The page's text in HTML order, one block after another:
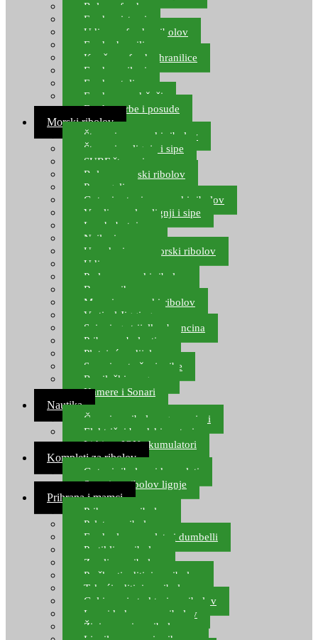
Role za feeder
Feeder sistemi
Udice za feeder ribolov
Feeder hranilice
Kopče za feeder hranilice
Feeder najloni
Feeder stolice
Feeder arm držači
Feeder torbe i posude
Morski ribolov
Štapovi za morski ribolov
Štapovi za lignje i sipe
SURF štapovi
Role za morski ribolov
Parangali
Gotovi setovi za morski ribolov
Varalice za lov lignji i sipe
Lov hobotnice
Najloni za more
Upredenice za morski ribolov
Udice za more
Perle za morski ribolov
Brum prihrana za more
Mamci za morski ribolov
Vertical Jigging
Spinning strijelke, brancina
Pribor za bolentino
Plutajuća odijela
Sonari za traženje ribe
Ronilački program
Kamere i Sonari
Nautika
Čamci za ribolov, gumenjaci
Električni brodski motori
Lithium ION akumulatori
Kompleti za ribolov
Gotovi ribolovni kompleti
Setovi za ribolov lignje
Prihrana i mamci
Prihrana za ribolov
Pelete za ribolov
Feeder lovne pelete i dumbelli
Partikli za ribolov
Zemlja za ribolov
Praškasti aditivi za ribolov
Tekući aditivi za ribolov
Gel i sprej atraktori za ribolov
Lovni kukuruz za ribolov
Živi mamci za ribolov